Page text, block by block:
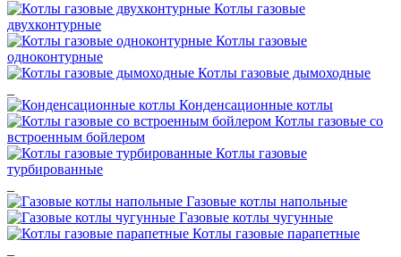
Котлы газовые
двухконтурные
Котлы газовые
одноконтурные
Котлы газовые дымоходные
Конденсационные котлы
Котлы газовые со
встроенным бойлером
Котлы газовые
турбированные
Газовые котлы напольные
Газовые котлы чугунные
Котлы газовые парапетные